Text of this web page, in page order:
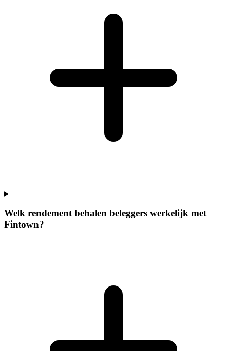
Welk rendement behalen beleggers werkelijk met
Fintown?